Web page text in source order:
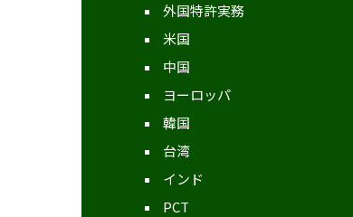
外国特許実務
米国
中国
ヨーロッパ
韓国
台湾
インド
PCT